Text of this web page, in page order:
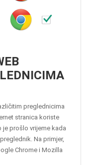
preglednicima
stranica koriste
je prošlo vrijeme kada
Na primjer,
Chrome i Mozilla